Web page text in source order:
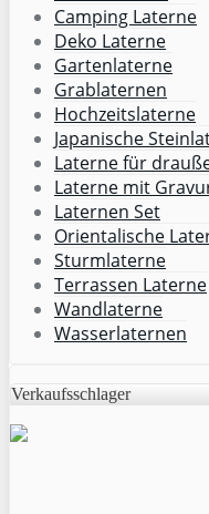
Camping Laterne
Deko Laterne
Gartenlaterne
Grablaternen
Hochzeitslaterne
Japanische
Laterne für
Laterne mit
Laternen Set
Orientalische
Sturmlaterne
Terrassen Laterne
Wandlaterne
Wasserlaternen
Verkaufsschlager